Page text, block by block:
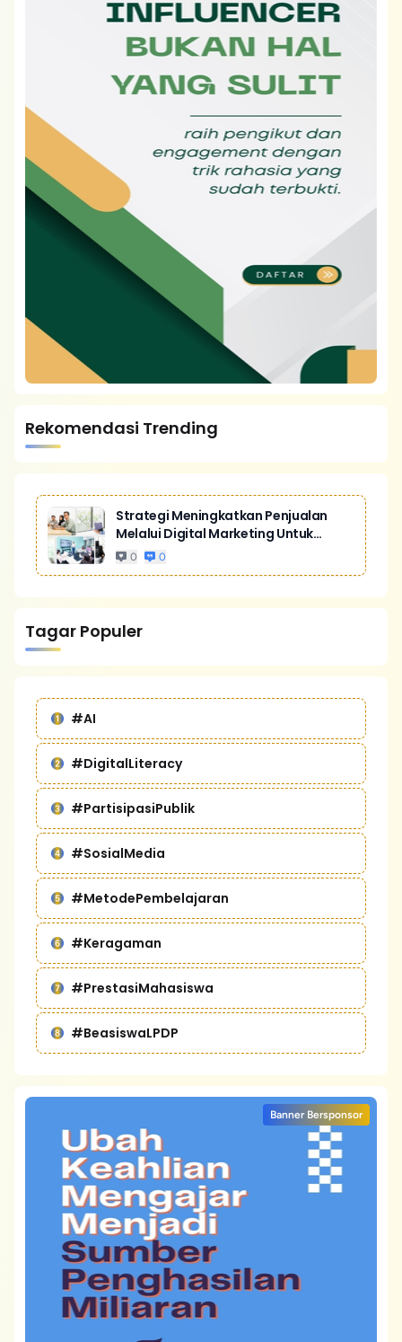
Rekomendasi Trending
Strategi Meningkatkan Penjualan
Melalui Digital Marketing Untuk
Bisnis Yang Lebih Kompetitif
0 0
Tagar Populer
#AI
#DigitalLiteracy
#PartisipasiPublik
#SosialMedia
#MetodePembelajaran
#Keragaman
#PrestasiMahasiswa
#BeasiswaLPDP
Banner Bersponsor